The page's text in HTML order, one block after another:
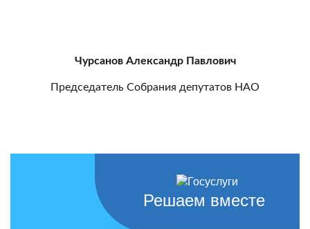
Чурсанов Александр Павлович
Председатель Собрания депутатов НАО
Решаем вместе